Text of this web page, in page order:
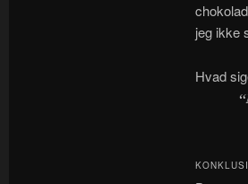
jeg ikke
Hvad